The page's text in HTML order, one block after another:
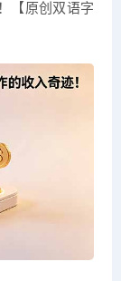
【原创双语字